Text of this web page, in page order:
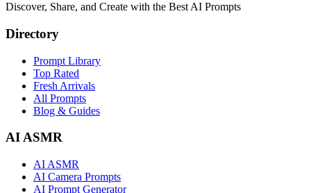
Discover, Share, and Create with the Best AI Prompts
Directory
Prompt Library
Top Rated
Fresh Arrivals
All Prompts
Blog & Guides
AI ASMR
AI ASMR
AI Camera Prompts
AI Prompt Generator